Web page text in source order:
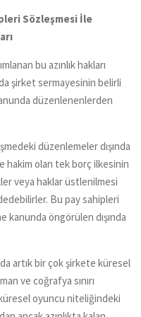
Sözleşmesi İle
bu azınlık hakları
şirket sermayesinin belirli
düzenlenenlerden
düzenlemeler dışında
hakim olan tek borç ilkesinin
veya haklar üstlenilmesi
Bu pay sahipleri
kanunda öngörülen dışında
artık bir çok şirkete küresel
ve coğrafya sınırı
küresel oyuncu niteliğindeki